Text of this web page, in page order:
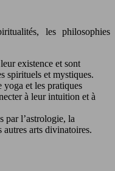
les philosophies
existence et sont
spirituels et mystiques.
et les pratiques
à leur intuition et à
par l’astrologie, la
arts divinatoires.